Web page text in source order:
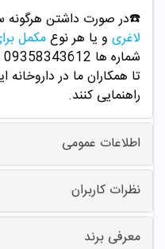
☎️در صورت داشتن هرگونه
لاغری و یا هر نوعمکمل
شماره ها 09358343612 / 02165389693
تا همکاران ما در داروخانه
راهنمایی کنند.
اطلاعات عمومی
نظرات کاربران
معرفی برند